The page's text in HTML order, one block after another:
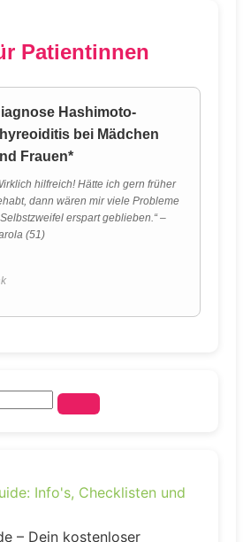
Patientinnen
Hashimoto-
bei Mädchen
Frauen*
hilfreich! Hätte ich gern früher
dann wären mir viele Probleme
erspart geblieben.“ –
(51)
– Dein kostenloser